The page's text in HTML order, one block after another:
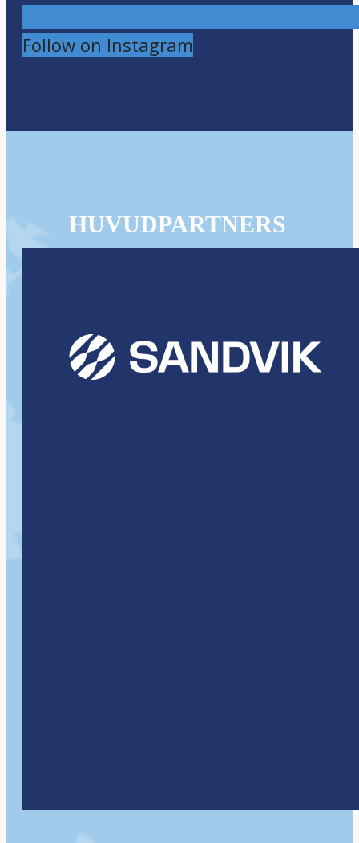
Follow on Instagram
HUVUDPARTNERS